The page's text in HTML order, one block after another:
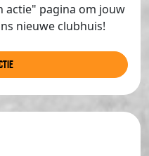
actie" pagina om jouw
nieuwe clubhuis!